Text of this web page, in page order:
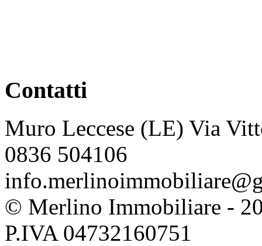
Contatti
Muro Leccese (LE) Via
0836 504106
© Merlino Immobiliare -
P.IVA 04732160751